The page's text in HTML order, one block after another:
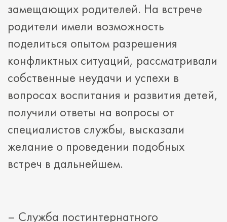
замещающих родителей. На встрече
родители имели возможность
поделиться опытом разрешения
конфликтных ситуаций, рассматривали
собственные неудачи и успехи в
вопросах воспитания и развития детей,
получили ответы на вопросы от
специалистов службы, высказали
желание о проведении подобных
встреч в дальнейшем.
– Служба постинтернатного